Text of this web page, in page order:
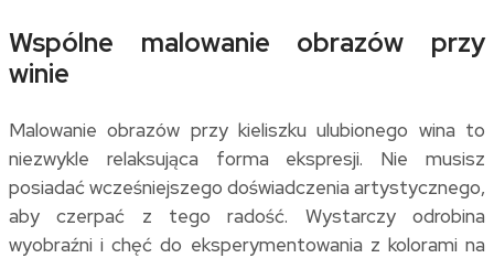
Wspólne malowanie obrazów przy
winie
Malowanie obrazów przy kieliszku ulubionego wina to
niezwykle relaksująca forma ekspresji. Nie musisz
posiadać wcześniejszego doświadczenia artystycznego,
aby czerpać z tego radość. Wystarczy odrobina
wyobraźni i chęć do eksperymentowania z kolorami na